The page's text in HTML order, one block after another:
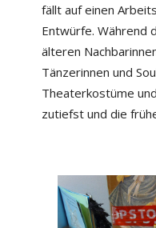
fällt auf einen
Entwürfe. Während
älteren
Tänzerinnen und
Theaterkostüme
zutiefst und die